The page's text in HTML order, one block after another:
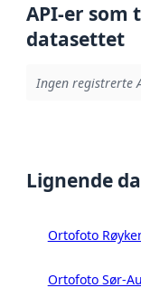
API-er som
datasettet
Ingen registrerte
Lignende
Ortofoto
Ortofoto Sør-